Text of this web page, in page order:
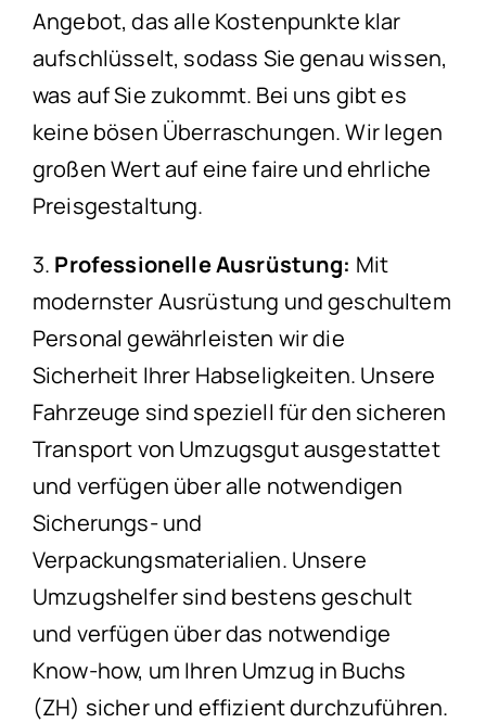
Angebot, das alle Kostenpunkte klar
aufschlüsselt, sodass Sie genau wissen,
was auf Sie zukommt. Bei uns gibt es
keine bösen Überraschungen. Wir legen
großen Wert auf eine faire und ehrliche
Preisgestaltung.
3. Professionelle Ausrüstung: Mit
modernster Ausrüstung und geschultem
Personal gewährleisten wir die
Sicherheit Ihrer Habseligkeiten. Unsere
Fahrzeuge sind speziell für den sicheren
Transport von Umzugsgut ausgestattet
und verfügen über alle notwendigen
Sicherungs- und
Verpackungsmaterialien. Unsere
Umzugshelfer sind bestens geschult
und verfügen über das notwendige
Know-how, um Ihren Umzug in Buchs
(ZH) sicher und effizient durchzuführen.